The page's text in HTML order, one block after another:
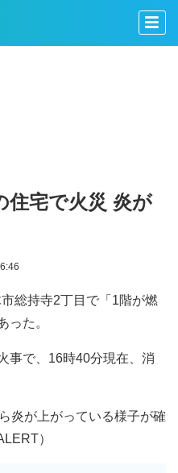
住宅で火災 炎が
総持寺2丁目で「1階が燃
った。
事で、16時40分現在、消
炎が上がっている様子が確
）